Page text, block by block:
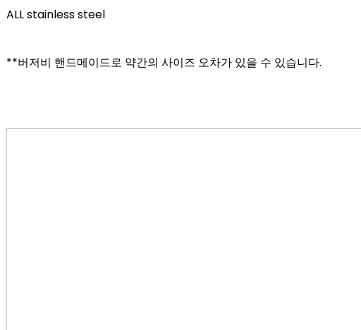
ALL stainless steel
**버저비 핸드메이드로 약간의 사이즈 오차가 있을 수 있습니다.